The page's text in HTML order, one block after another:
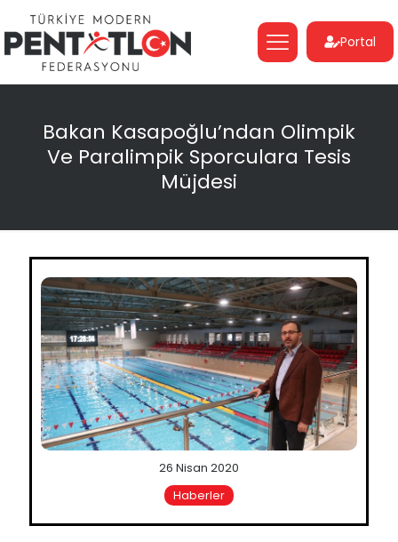
Portal
Bakan Kasapoğlu’ndan Olimpik
Ve Paralimpik Sporculara Tesis
Müjdesi
26 Nisan 2020
Haberler